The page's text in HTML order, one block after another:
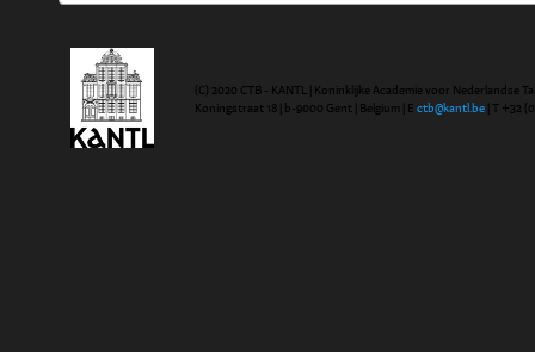
(C) 2020 CTB - KANTL | Koninklijke Academie voor Nederlandse
Koningstraat 18 | b-9000 Gent | Belgium | E ctb@kantl.be | T +32